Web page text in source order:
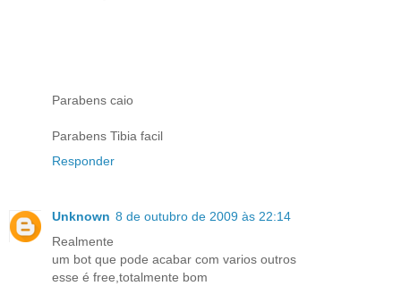
Parabens caio
Parabens Tibia facil
Responder
Unknown 8 de outubro de 2009 às 22:14
Realmente
um bot que pode acabar com varios outros
esse é free,totalmente bom